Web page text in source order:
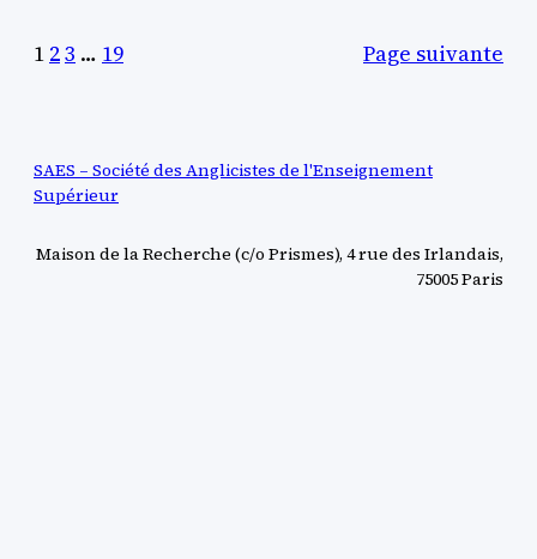
1 23 … 19 Page suivante
SAES – Société des Anglicistes de l'Enseignement
Supérieur
Maison de la Recherche (c/o Prismes), 4 rue des Irlandais,
75005 Paris